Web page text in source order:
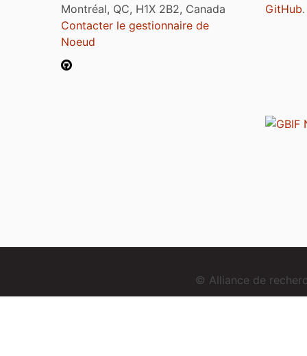
Montréal, QC, H1X 2B2, Canada
Contacter le gestionnaire de
Noeud
GitHub.
© Alliance de